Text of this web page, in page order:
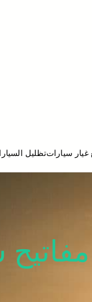
سياراتسياراتتظليل
اتوس